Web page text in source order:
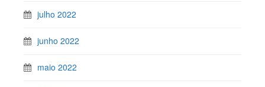
julho 2022
junho 2022
maio 2022